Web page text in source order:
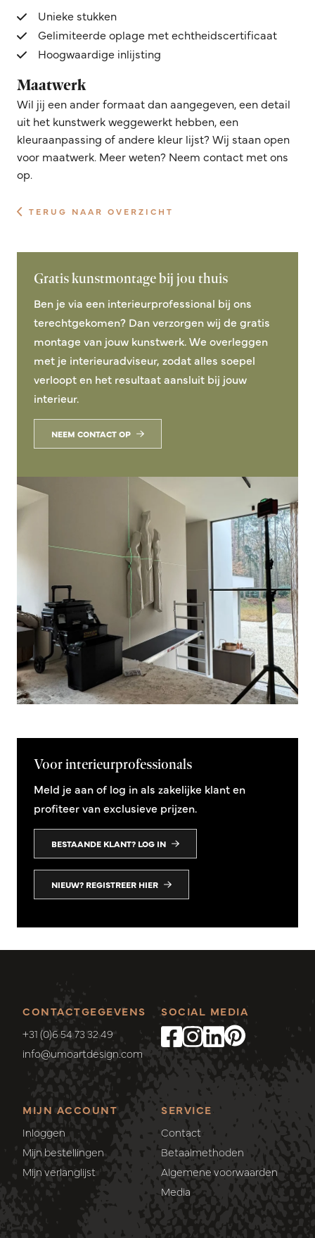
Unieke stukken
Gelimiteerde oplage met echtheidscertificaat
Hoogwaardige inlijsting
Maatwerk
Wil jij een ander formaat dan aangegeven, een detail
uit het kunstwerk weggewerkt hebben, een
kleuraanpassing of andere kleur lijst? Wij staan open
voor maatwerk. Meer weten? Neem contact met ons
op.
TERUG NAAR OVERZICHT
Gratis kunstmontage bij jou thuis
Ben je via een interieurprofessional bij ons
terechtgekomen? Dan verzorgen wij de gratis
montage van jouw kunstwerk. We overleggen
met je interieuradviseur, zodat alles soepel
verloopt en het resultaat aansluit bij jouw
interieur.
NEEM CONTACT OP
Voor interieurprofessionals
Meld je aan of log in als zakelijke klant en
profiteer van exclusieve prijzen.
BESTAANDE KLANT? LOG IN
NIEUW? REGISTREER HIER
CONTACTGEGEVENS
+31 (0)6 54 73 32 49
info@umoartdesign.com
MIJN ACCOUNT
Inloggen
Mijn bestellingen
Mijn verlanglijst
SERVICE
Contact
Betaalmethoden
Algemene voorwaarden
Media
SOCIAL MEDIA